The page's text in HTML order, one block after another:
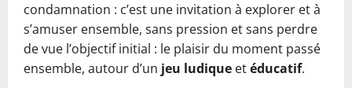
condamnation : c’est une invitation à explorer et à
s’amuser ensemble, sans pression et sans perdre
de vue l’objectif initial : le plaisir du moment passé
ensemble, autour d’un jeu ludique etéducatif.